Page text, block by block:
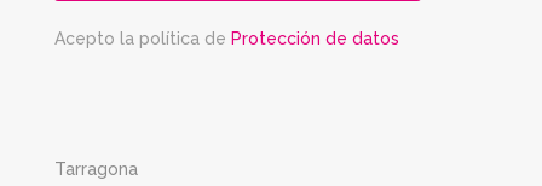
Acepto la política de Protección de datos
Tarragona